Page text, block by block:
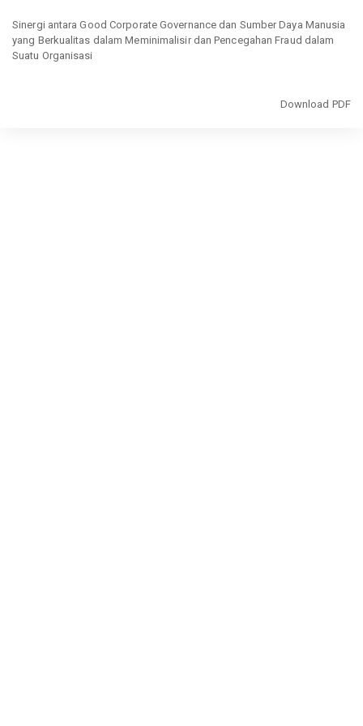
Article
Details
Sinergi antara Good Corporate Governance dan Sumber Daya Manusia
yang Berkualitas dalam Meminimalisir dan Pencegahan Fraud dalam
Suatu Organisasi
Download
Download PDF